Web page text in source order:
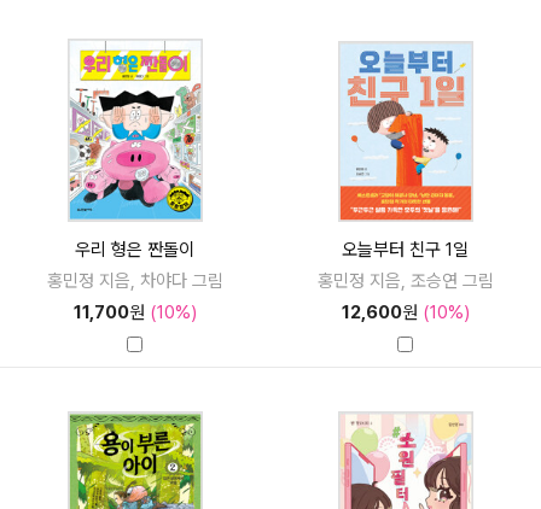
우리 형은 짠돌이
홍민정 지음, 차야다 그림
11,700원 (10%)
오늘부터 친구 1일
홍민정 지음, 조승연 그림
12,600원 (10%)